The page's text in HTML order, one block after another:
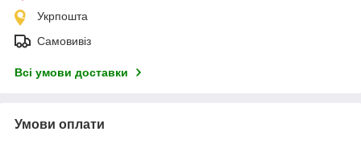
Укрпошта
Самовивіз
Всі умови доставки
Умови оплати